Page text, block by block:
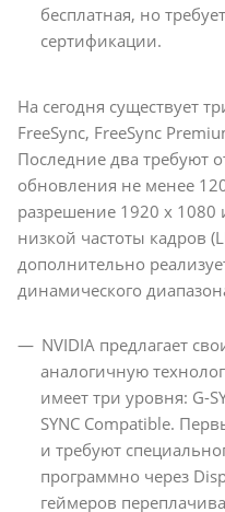
бесплатная, но
сертификации.
На сегодня существует
FreeSync, FreeSync
Последние два требуют
обновления не менее
разрешение 1920 x
низкой частоты кадров
дополнительно
динамического
NVIDIA предлагает
аналогичную
имеет три уровня: G-
SYNC Compatible.
и требуют
программно через
геймеров